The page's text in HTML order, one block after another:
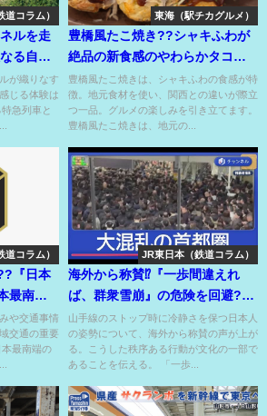
道コラム）
ルを走
る自然
が織りなす
じる体験は
急列車と
東海（駅チカグルメ）
豊橋風たこ焼き??シャキふわが
絶品の新食感のやわらかタコの
豊橋風たこやき⁉
豊橋風たこ焼きは、シャキふわの食感が特
徴。地元食材を使い、関西との違いが際立
つ一品。グルメの楽しみを引き立てます。
豊橋風たこ焼きは、地元の...
道コラム）
『日本
最南端
??や交通事情
交通の重要
最南端の
JR東日本（鉄道コラム）
海外から称賛⁉『一歩間違えれ
ば、群衆雪崩』の危険を回避??
冷静すぎる日本人！
山手線のストップ時に冷静さを保つ日本人
の姿勢について、海外から称賛の声が上が
る。こうした秩序ある行動が文化の一部で
あることを伝える。 「一歩...